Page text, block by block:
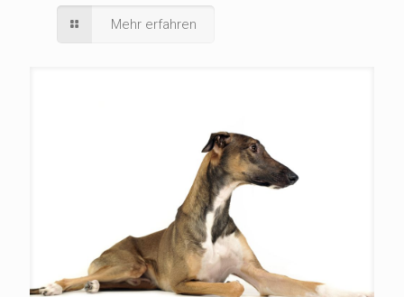
Mehr erfahren